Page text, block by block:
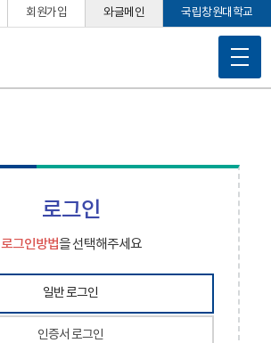
회원가입 와글메인 국립창원대학교
로그인
로그인방법을 선택해주세요
일반 로그인
인증서 로그인